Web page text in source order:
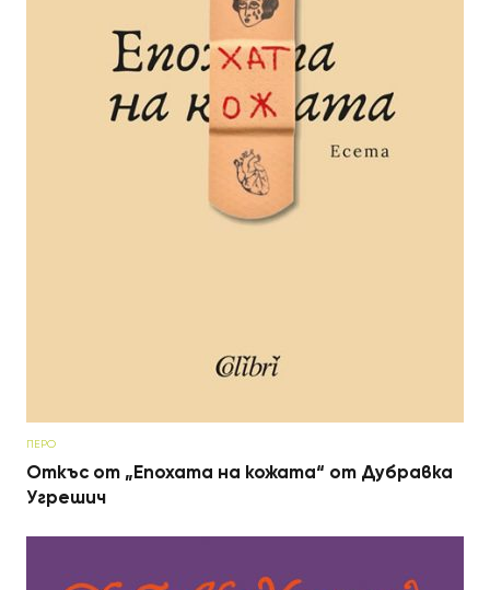
ПЕРО
Откъс от „Епохата на кожата“ от Дубравка
Угрешич